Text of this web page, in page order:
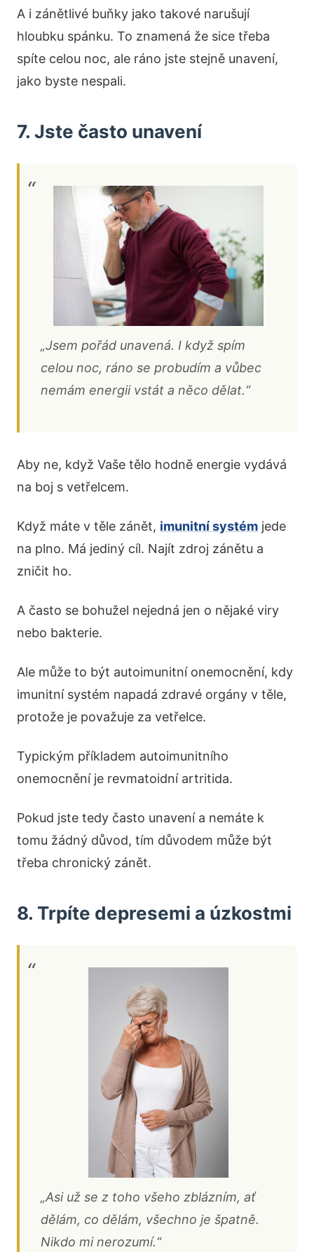
A i zánětlivé buňky jako takové narušují
hloubku spánku. To znamená že sice třeba
spíte celou noc, ale ráno jste stejně unavení,
jako byste nespali.
7. Jste často unavení
„Jsem pořád unavená. I když spím
celou noc, ráno se probudím a vůbec
nemám energii vstát a něco dělat.“
Aby ne, když Vaše tělo hodně energie vydává
na boj s vetřelcem.
Když máte v těle zánět, imunitní systém jede
na plno. Má jediný cíl. Najít zdroj zánětu a
zničit ho.
A často se bohužel nejedná jen o nějaké viry
nebo bakterie.
Ale může to být autoimunitní onemocnění, kdy
imunitní systém napadá zdravé orgány v těle,
protože je považuje za vetřelce.
Typickým příkladem autoimunitního
onemocnění je revmatoidní artritida.
Pokud jste tedy často unavení a nemáte k
tomu žádný důvod, tím důvodem může být
třeba chronický zánět.
8. Trpíte depresemi a úzkostmi
„Asi už se z toho všeho zblázním, ať
dělám, co dělám, všechno je špatně.
Nikdo mi nerozumí.“